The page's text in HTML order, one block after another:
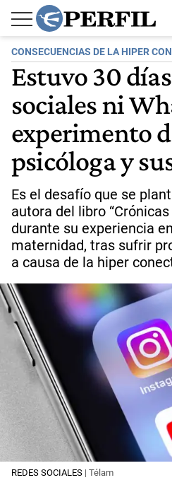
CONSECUENCIAS DE LA HIPER
Estuvo 30
sociales ni
experimento
psicóloga y
Es el desafío que se
autora del libro
durante su experiencia
maternidad, tras sufrir
a causa de la hiper
REDES SOCIALES | Télam